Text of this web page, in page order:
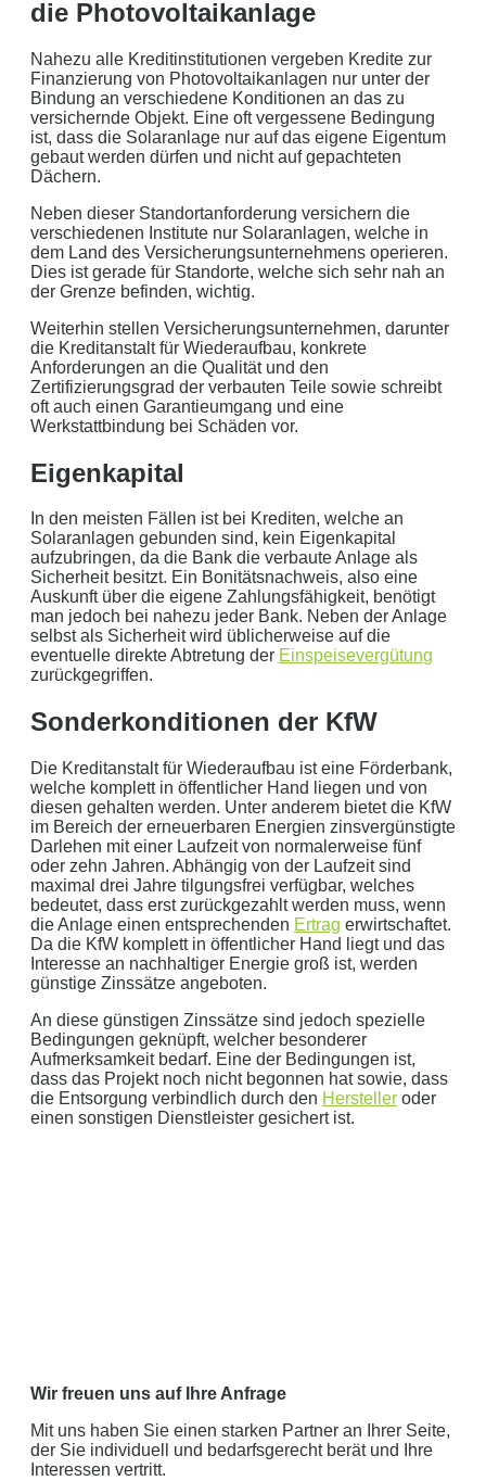
Datenlöschung nach Art. 17 DSGVO
Keine Newsletter oder Spam
die Photovoltaikanlage
Nahezu alle Kreditinstitutionen vergeben Kredite zur
Finanzierung von Photovoltaikanlagen nur unter der
Bindung an verschiedene Konditionen an das zu
versichernde Objekt. Eine oft vergessene Bedingung
ist, dass die Solaranlage nur auf das eigene Eigentum
gebaut werden dürfen und nicht auf gepachteten
Dächern.
Neben dieser Standortanforderung versichern die
verschiedenen Institute nur Solaranlagen, welche in
dem Land des Versicherungsunternehmens operieren.
Dies ist gerade für Standorte, welche sich sehr nah an
der Grenze befinden, wichtig.
Weiterhin stellen Versicherungsunternehmen, darunter
die Kreditanstalt für Wiederaufbau, konkrete
Anforderungen an die Qualität und den
Zertifizierungsgrad der verbauten Teile sowie schreibt
oft auch einen Garantieumgang und eine
Werkstattbindung bei Schäden vor.
Eigenkapital
In den meisten Fällen ist bei Krediten, welche an
Solaranlagen gebunden sind, kein Eigenkapital
aufzubringen, da die Bank die verbaute Anlage als
Sicherheit besitzt. Ein Bonitätsnachweis, also eine
Auskunft über die eigene Zahlungsfähigkeit, benötigt
man jedoch bei nahezu jeder Bank. Neben der Anlage
selbst als Sicherheit wird üblicherweise auf die
eventuelle direkte Abtretung der Einspeisevergütung
zurückgegriffen.
Sonderkonditionen der KfW
Die Kreditanstalt für Wiederaufbau ist eine Förderbank,
welche komplett in öffentlicher Hand liegen und von
diesen gehalten werden. Unter anderem bietet die KfW
im Bereich der erneuerbaren Energien zinsvergünstigte
Darlehen mit einer Laufzeit von normalerweise fünf
oder zehn Jahren. Abhängig von der Laufzeit sind
maximal drei Jahre tilgungsfrei verfügbar, welches
bedeutet, dass erst zurückgezahlt werden muss, wenn
die Anlage einen entsprechenden Ertrag erwirtschaftet.
Da die KfW komplett in öffentlicher Hand liegt und das
Interesse an nachhaltiger Energie groß ist, werden
günstige Zinssätze angeboten.
An diese günstigen Zinssätze sind jedoch spezielle
Bedingungen geknüpft, welcher besonderer
Aufmerksamkeit bedarf. Eine der Bedingungen ist,
dass das Projekt noch nicht begonnen hat sowie, dass
die Entsorgung verbindlich durch den Hersteller oder
einen sonstigen Dienstleister gesichert ist.
Wir freuen uns auf Ihre Anfrage
Mit uns haben Sie einen starken Partner an Ihrer Seite,
der Sie individuell und bedarfsgerecht berät und Ihre
Interessen vertritt.